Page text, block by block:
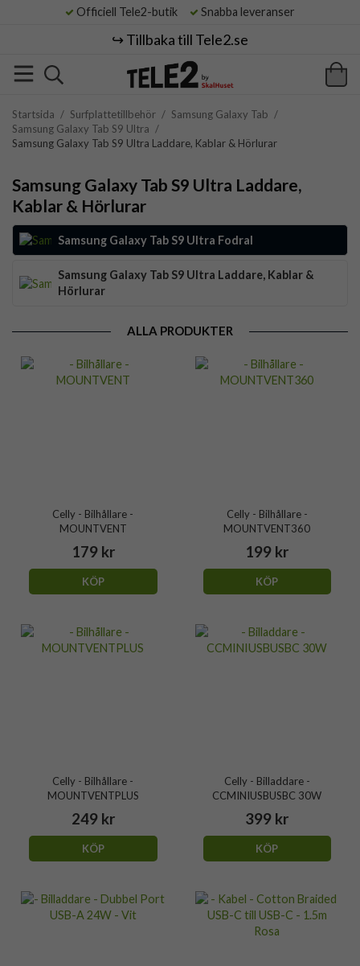
Officiell Tele2-butik Snabba leveranser
↪️ Tillbaka till Tele2.se
Startsida / Surfplattetillbehör / Samsung Galaxy Tab /
Samsung Galaxy Tab S9 Ultra /
Samsung Galaxy Tab S9 Ultra Laddare, Kablar & Hörlurar
Samsung Galaxy Tab S9 Ultra Laddare,
Kablar & Hörlurar
Samsung Galaxy Tab S9 Ultra Fodral
Samsung Galaxy Tab S9 Ultra Laddare, Kablar &
Hörlurar
ALLA PRODUKTER
Celly - Bilhållare -
MOUNTVENT
179 kr
KÖP
Celly - Bilhållare -
MOUNTVENT360
199 kr
KÖP
Celly - Bilhållare -
MOUNTVENTPLUS
249 kr
KÖP
Celly - Billaddare -
CCMINIUSBUSBC 30W
399 kr
KÖP